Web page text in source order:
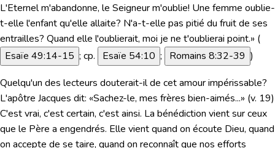
L'Eternel m'abandonne, le Seigneur m'oublie! Une femme oublie-
t-elle l'enfant qu'elle allaite? N'a-t-elle pas pitié du fruit de ses
entrailles? Quand elle l'oublierait, moi je ne t'oublierai point.» (
Esaïe 49:14-15 ; cp. Esaïe 54:10 ; Romains 8:32-39 )
Quelqu'un des lecteurs douterait-il de cet amour impérissable?
L'apôtre Jacques dit: «Sachez-le, mes frères bien-aimés...» (v. 19)
C'est vrai, c'est certain, c'est ainsi. La bénédiction vient sur ceux
que le Père a engendrés. Elle vient quand on écoute Dieu, quand
on accepte de se taire, quand on reconnaît que nos efforts